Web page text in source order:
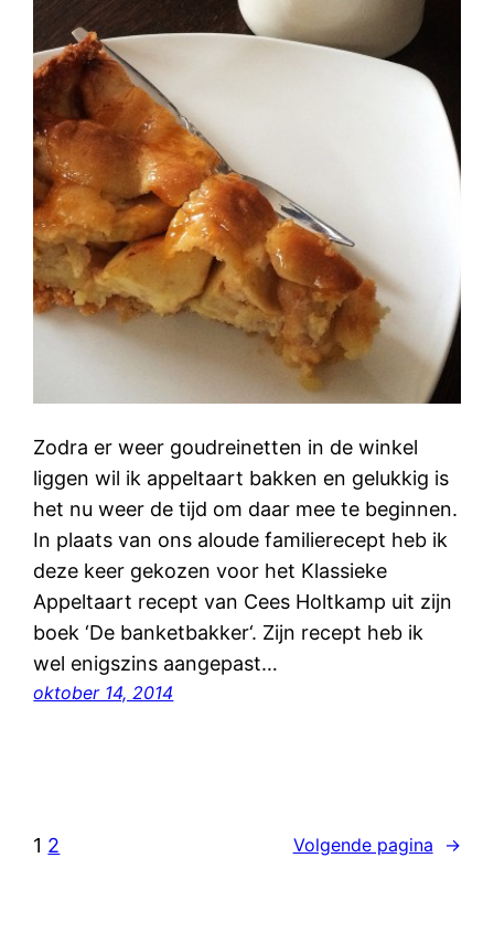
Zodra er weer goudreinetten in de winkel
liggen wil ik appeltaart bakken en gelukkig is
het nu weer de tijd om daar mee te beginnen.
In plaats van ons aloude familierecept heb ik
deze keer gekozen voor het Klassieke
Appeltaart recept van Cees Holtkamp uit zijn
boek ‘De banketbakker‘. Zijn recept heb ik
wel enigszins aangepast…
oktober 14, 2014
1 2 Volgende pagina →